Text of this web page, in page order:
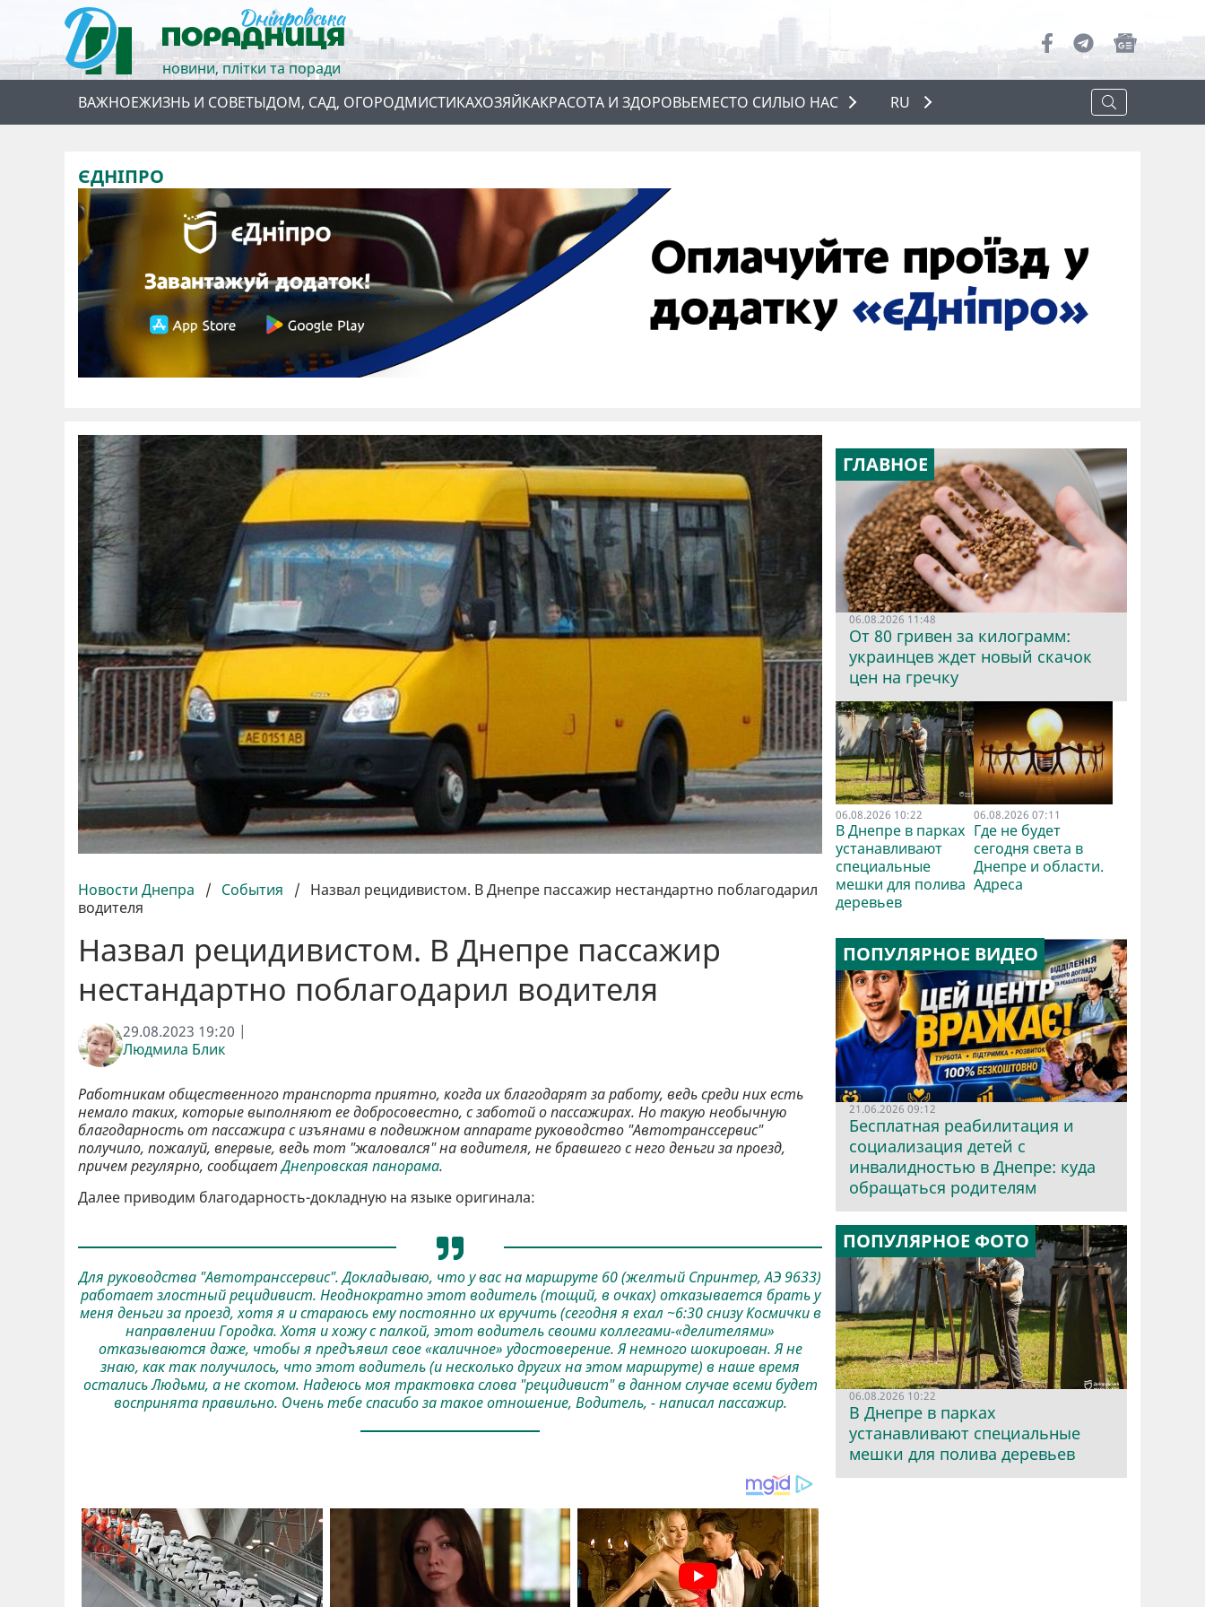
новини, плітки та поради
ВАЖНОЕЖИЗНЬ И СОВЕТЫДОМ, САД, ОГОРОДМИСТИКАХОЗЯЙКАКРАСОТА И ЗДОРОВЬЕМЕСТО СИЛЫО НАС
О НАС
RU
ЄДНІПРО
Новости Днепра / События / Назвал рецидивистом. В Днепре пассажир нестандартно поблагодарил
водителя
Назвал рецидивистом. В Днепре пассажир
нестандартно поблагодарил водителя
29.08.2023 19:20 |
Людмила Блик
Работникам общественного транспорта приятно, когда их благодарят за работу, ведь среди них есть
немало таких, которые выполняют ее добросовестно, с заботой о пассажирах. Но такую необычную
благодарность от пассажира с изъянами в подвижном аппарате руководство "Автотранссервис"
получило, пожалуй, впервые, ведь тот "жаловался" на водителя, не бравшего с него деньги за проезд,
причем регулярно, сообщаетДнепровская панорама.
Далее приводим благодарность-докладную на языке оригинала:
Для руководства "Автотранссервис". Докладываю, что у вас на маршруте 60 (желтый Спринтер, АЭ 9633)
работает злостный рецидивист. Неоднократно этот водитель (тощий, в очках) отказывается брать у
меня деньги за проезд, хотя я и стараюсь ему постоянно их вручить (сегодня я ехал ~6:30 снизу Космички в
направлении Городка. Хотя и хожу с палкой, этот водитель своими коллегами-«делителями»
отказываются даже, чтобы я предъявил свое «каличное» удостоверение. Я немного шокирован. Я не
знаю, как так получилось, что этот водитель (и несколько других на этом маршруте) в наше время
остались Людьми, а не скотом. Надеюсь моя трактовка слова "рецидивист" в данном случае всеми будет
воспринята правильно. Очень тебе спасибо за такое отношение, Водитель, - написал пассажир.
ГЛАВНОЕ
06.08.2026 11:48
От 80 гривен за килограмм:
украинцев ждет новый скачок
цен на гречку
06.08.2026 10:22
В Днепре в парках
устанавливают
специальные
мешки для полива
деревьев
06.08.2026 07:11
Где не будет
сегодня света в
Днепре и области.
Адреса
ПОПУЛЯРНОЕ ВИДЕО
21.06.2026 09:12
Бесплатная реабилитация и
социализация детей с
инвалидностью в Днепре: куда
обращаться родителям
ПОПУЛЯРНОЕ ФОТО
06.08.2026 10:22
В Днепре в парках
устанавливают специальные
мешки для полива деревьев